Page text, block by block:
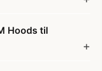
Hoods til